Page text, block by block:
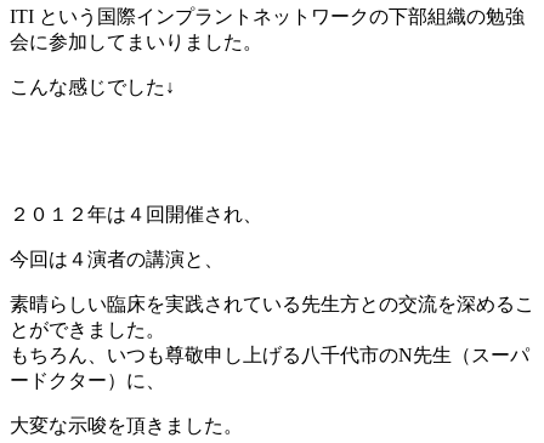
ITI という国際インプラントネットワークの下部組織の勉強
会に参加してまいりました。
こんな感じでした↓
２０１２年は４回開催され、
今回は４演者の講演と、
素晴らしい臨床を実践されている先生方との交流を深めるこ
とができました。
もちろん、いつも尊敬申し上げる八千代市のN先生（スーパ
ードクター）に、
大変な示唆を頂きました。